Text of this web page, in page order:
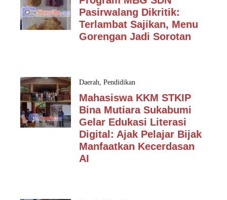
Pasirwalang Dikritik:
Terlambat Sajikan, Menu
Gorengan Jadi Sorotan
Daerah, Pendidikan
Mahasiswa KKM STKIP
Bina Mutiara Sukabumi
Gelar Edukasi Literasi
Digital: Ajak Pelajar Bijak
Manfaatkan Kecerdasan
AI